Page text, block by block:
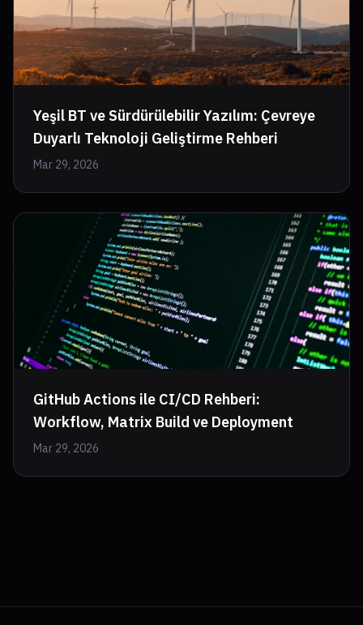
Yeşil BT ve Sürdürülebilir Yazılım: Çevreye
Duyarlı Teknoloji Geliştirme Rehberi
Mar 29, 2026
GitHub Actions ile CI/CD Rehberi:
Workflow, Matrix Build ve Deployment
Mar 29, 2026